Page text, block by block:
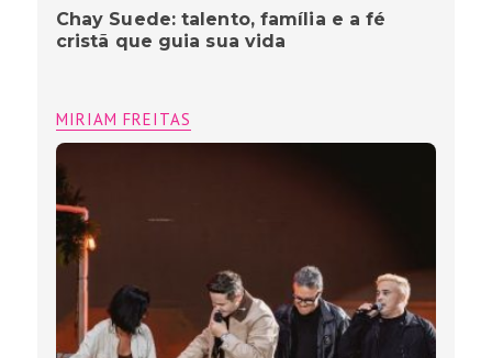
Chay Suede: talento, família e a fé
cristã que guia sua vida
MIRIAM FREITAS